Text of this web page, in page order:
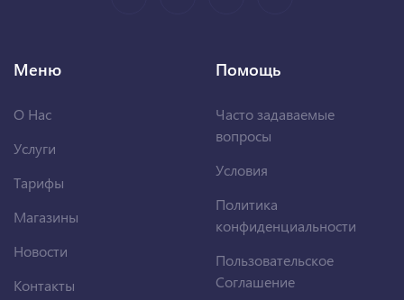
Меню
О Нас
Услуги
Тарифы
Магазины
Новости
Контакты
Помощь
Часто задаваемые
вопросы
Условия
Политика
конфиденциальности
Пользовательское
Соглашение